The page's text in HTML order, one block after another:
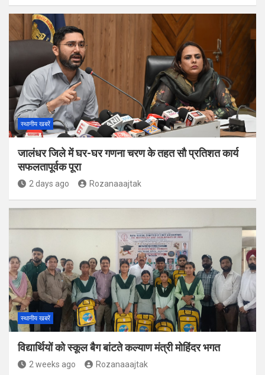
स्थानीय खबरें
जालंधर जिले में घर-घर गणना चरण के तहत सौ प्रतिशत कार्य
सफलतापूर्वक पूरा
2 days ago Rozanaaajtak
स्थानीय खबरें
विद्यार्थियों को स्कूल बैग बांटते कल्याण मंत्री मोहिंदर भगत
2 weeks ago Rozanaaajtak